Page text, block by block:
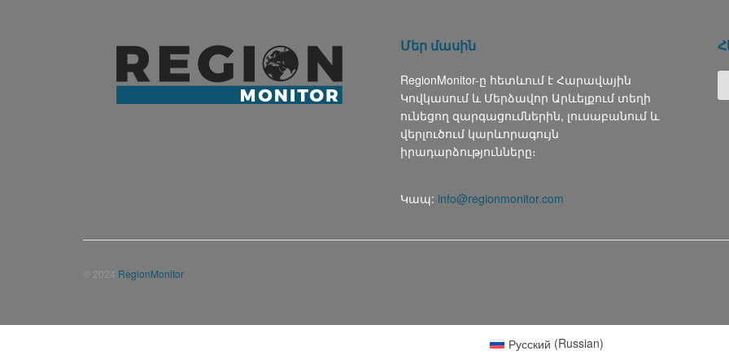
Մեր մասին
RegionMonitor-ը հետևում է Հարավային
Կովկասում և Մերձավոր Արևելքում տեղի
ունեցող զարգացումներին, լուսաբանում և
վերլուծում կարևորագույն
իրադարձությունները։
Կապ: info@regionmonitor.com
© 2024 RegionMonitor
Русский (Russian)